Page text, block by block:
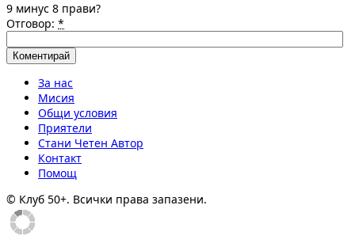
9 минус 8 прави?
Отговор: *
За нас
Мисия
Общи условия
Приятели
Стани Четен Автор
Контакт
Помощ
© Клуб 50+. Всички права запазени.